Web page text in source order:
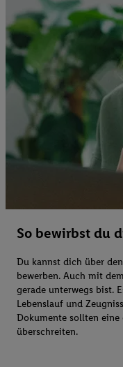
So bewirbst du
Du kannst dich über
bewerben. Auch mit
gerade unterwegs bist.
Lebenslauf und
Dokumente sollten
überschreiten.